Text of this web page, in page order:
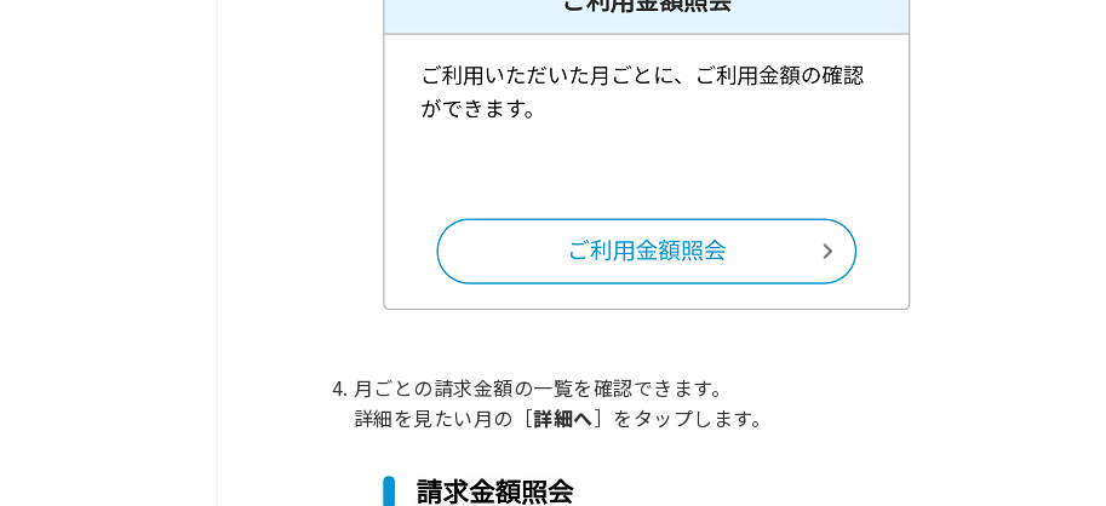
月ごとの請求金額の一覧を確認できます。
詳細を見たい月の［詳細へ］をタップします。